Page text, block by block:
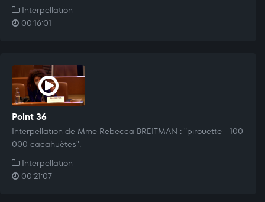
Interpellation
00:16:01
Point 36
Interpellation de Mme Rebecca BREITMAN : "pirouette - 100
000 cacahuètes".
Interpellation
00:21:07